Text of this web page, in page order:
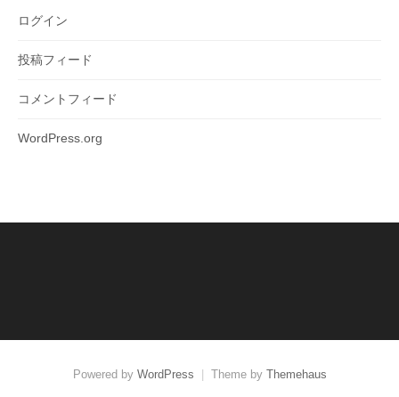
ログイン
投稿フィード
コメントフィード
WordPress.org
Powered by WordPress Theme by Themehaus